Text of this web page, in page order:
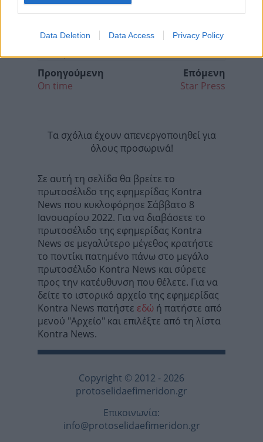
Data Deletion Data Access Privacy Policy
Προηγούμενη
On time
Επόμενη
Star Press
Τα σχόλια έχουν απενεργοποιηθεί για
όλους προσωρινά!
Σε αυτή τη σελίδα θα βρείτε το
πρωτοσέλιδο της εφημερίδας Kontra
News που κυκλοφόρησε Σάββατο 8
Ιανoυαρίου 2022. Για να διαβάσετε το
πρωτοσέλιδο της εφημερίδας Kontra
News σε μεγαλύτερο μέγεθος κρατήστε
το ποντίκι πατημένο πάνω στο μεγάλο
πρωτοσέλιδο Kontra News και σύρετε
προς την κατέυθυνση που θέλετε. Για να
δείτε το ιστορικό αρχείο της εφημερίδας
Kontra News πατήστε εδώ ή πατήστε από
μενού "Αρχείο" και επιλέξτε από τη λίστα
Kontra News.
Copyright © 2012 - 2026
protoselidaefimeridon.gr
Επικοινωνία:
info@protoselidaefimeridon.gr